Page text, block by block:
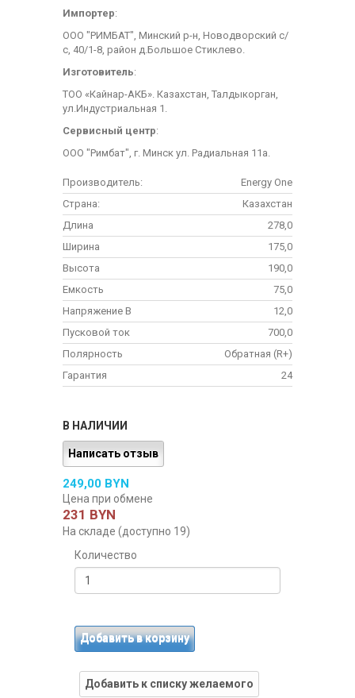
Импортер:
ООО "РИМБАТ", Минский р-н, Новодворский с/
с, 40/1-8, район д.Большое Стиклево.
Изготовитель:
ТОО «Кайнар-АКБ». Казахстан, Талдыкорган,
ул.Индустриальная 1.
Сервисный центр:
ООО "Римбат", г. Минск ул. Радиальная 11а.
Производитель:
Energy One
Страна:
Казахстан
Длина
278,0
Ширина
175,0
Высота
190,0
Емкость
75,0
Напряжение В
12,0
Пусковой ток
700,0
Полярность
Обратная (R+)
Гарантия
24
В НАЛИЧИИ
Написать отзыв
249,00 BYN
Цена при обмене
231 BYN
На складе (доступно 19)
Количество
Добавить в корзину
Добавить к списку желаемого